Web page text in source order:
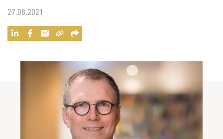
27.08.2021